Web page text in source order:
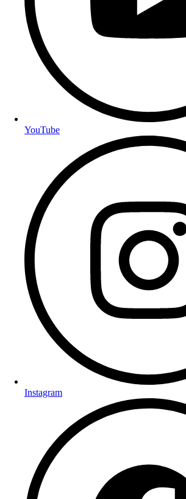
YouTube
Instagram